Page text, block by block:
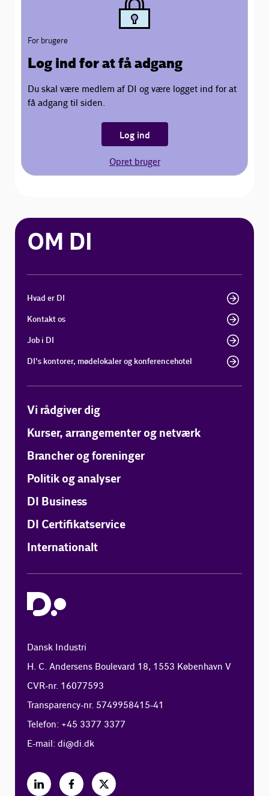
For brugere
Log ind for at få adgang
Du skal være medlem af DI og være logget ind for at
få adgang til siden.
Log ind
Opret bruger
OM DI
Hvad er DI
Kontakt os
Job i DI
DI's kontorer, mødelokaler og konferencehotel
Vi rådgiver dig
Kurser, arrangementer og netværk
Brancher og foreninger
Politik og analyser
DI Business
DI Certifikatservice
Internationalt
Dansk Industri
H. C. Andersens Boulevard 18, 1553 København V
CVR-nr. 16077593
Transparency-nr. 5749958415-41
Telefon: +45 3377 3377
E-mail:di@di.dk